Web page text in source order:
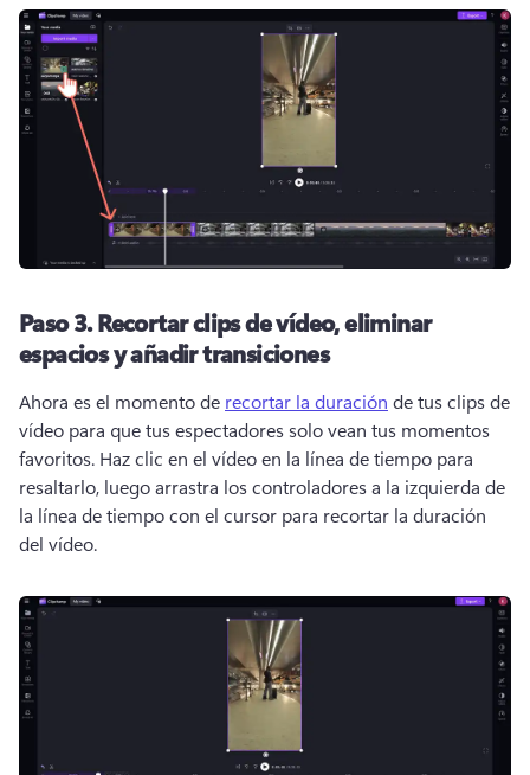
Paso 3.Recortar clips de vídeo, eliminar
espacios y añadir transiciones
Ahora es el momento de recortar la duración de tus clips de
vídeo para que tus espectadores solo vean tus momentos
favoritos. Haz clic en el vídeo en la línea de tiempo para
resaltarlo, luego arrastra los controladores a la izquierda de
la línea de tiempo con el cursor para recortar la duración
del vídeo.